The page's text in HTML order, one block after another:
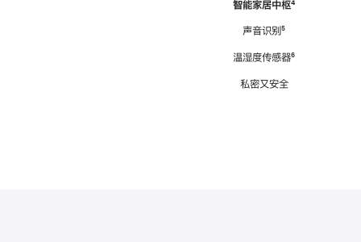
智能家居中枢脚
⁴
声音识别脚
⁵
温湿度传感器脚
⁶
私密又安全